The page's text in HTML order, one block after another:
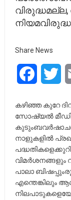
Share News
കഴിഞ്ഞ കുറേ
സോഷ്യൽ
നാളുകളിൽ
വിമർശനങ്ങളും
പാലാ
എന്തെങ്കിലും
നിലപാടുകളെയോ